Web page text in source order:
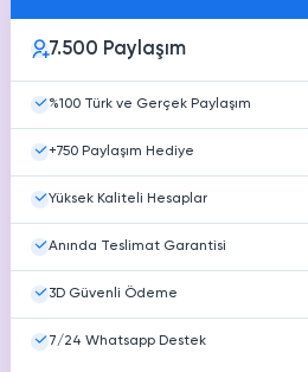
7.500 Paylaşım
%100 Türk ve Gerçek Paylaşım
+750 Paylaşım Hediye
Yüksek Kaliteli Hesaplar
Anında Teslimat Garantisi
3D Güvenli Ödeme
7/24 Whatsapp Destek